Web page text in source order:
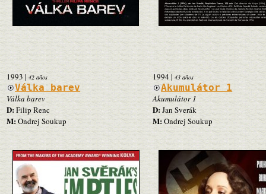
1993 | 42 años
Válka barev
Válka barev
D:Filip Renc
M:Ondrej Soukup
1994| 43 años
Akumulátor 1
Akumulátor 1
D:Jan Sverák
M:Ondrej Soukup